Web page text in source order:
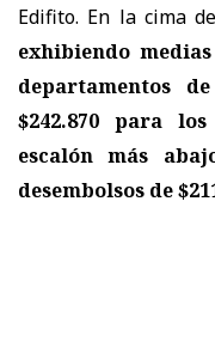
Edifito. En la cima
exhibiendo
departamentos
$242.870 para
escalón más
desembolsos de